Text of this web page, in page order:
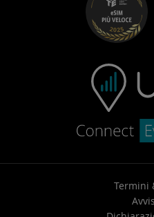
Centro assistenza
Contatta l’assistenza
Termini